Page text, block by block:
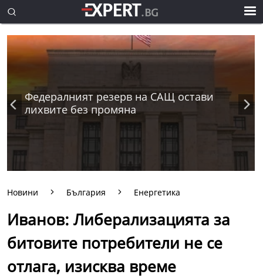
Федералният резерв на САЩ остави
лихвите без промяна
Новини България Енергетика
Иванов: Либерализацията за
битовите потребители не се
отлага, изисква време